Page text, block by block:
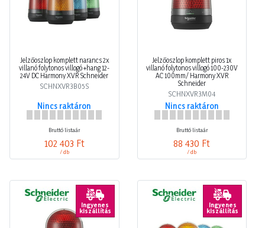
Jelzőoszlop komplett narancs 2x
villanó folytonos villogó +hang 12-
24V DC Harmony XVR Schneider
SCHNXVR3B05S
Nincs raktáron
Bruttó listaár
102 403 Ft
/ db
Jelzőoszlop komplett piros 1x
villanó folytonos villogó 100-230V
AC 100mm/ Harmony XVR
Schneider
SCHNXVR3M04
Nincs raktáron
Bruttó listaár
88 430 Ft
/ db
Ingyenes
kiszállítás
Ingyenes
kiszállítás